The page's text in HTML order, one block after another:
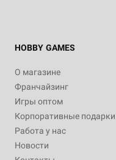
HOBBY GAMES
О магазине
Франчайзинг
Игры оптом
Корпоративные подарки
Работа у нас
Новости